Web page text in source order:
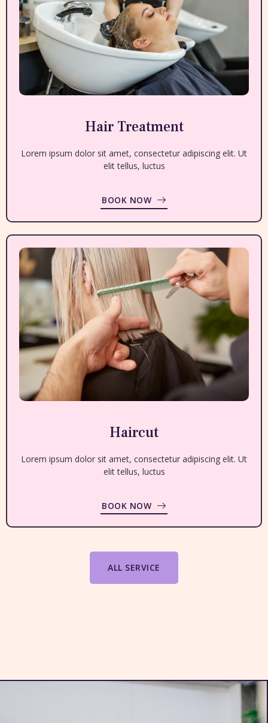
Hair Treatment
Lorem ipsum dolor sit amet, consectetur adipiscing elit. Ut
elit tellus, luctus
BOOK NOW
Haircut
Lorem ipsum dolor sit amet, consectetur adipiscing elit. Ut
elit tellus, luctus
BOOK NOW
ALL SERVICE